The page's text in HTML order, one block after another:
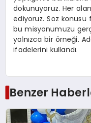
dokunuyoruz. Her
ediyoruz. Söz
bu misyonumuzu
yalnızca bir örneği.
ifadelerini kullandı.
Benzer